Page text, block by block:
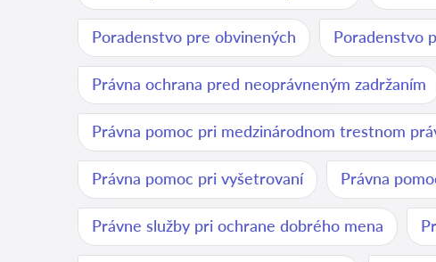
Poradenstvo pre obvinených Poradenstvo
Právna ochrana pred neoprávneným zadržaním
Právna pomoc pri medzinárodnom trestnom
Právna pomoc pri vyšetrovaní Právna
Právne služby pri ochrane dobrého mena